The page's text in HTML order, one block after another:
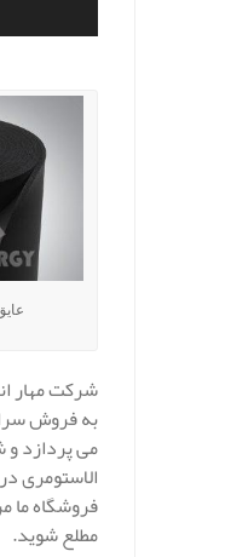
شرکت مهار
به فروش
می پردازد و
الاستومری
فروشگاه ما
مطلع شوید.